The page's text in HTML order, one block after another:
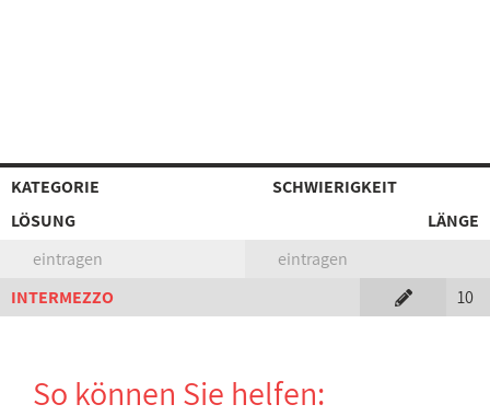
KATEGORIE
SCHWIERIGKEIT
LÖSUNG
LÄNGE
eintragen
eintragen
INTERMEZZO
10
So können Sie helfen: